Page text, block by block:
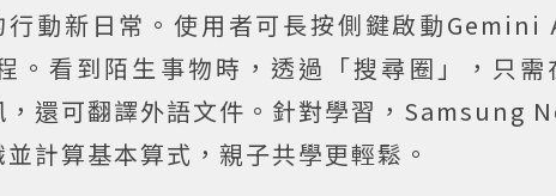
動新日常。使用者可長按側鍵啟動Gemini
。看到陌生事物時，透過「搜尋圈」，只
，還可翻譯外語文件。針對學習，Samsung
計算基本算式，親子共學更輕鬆。